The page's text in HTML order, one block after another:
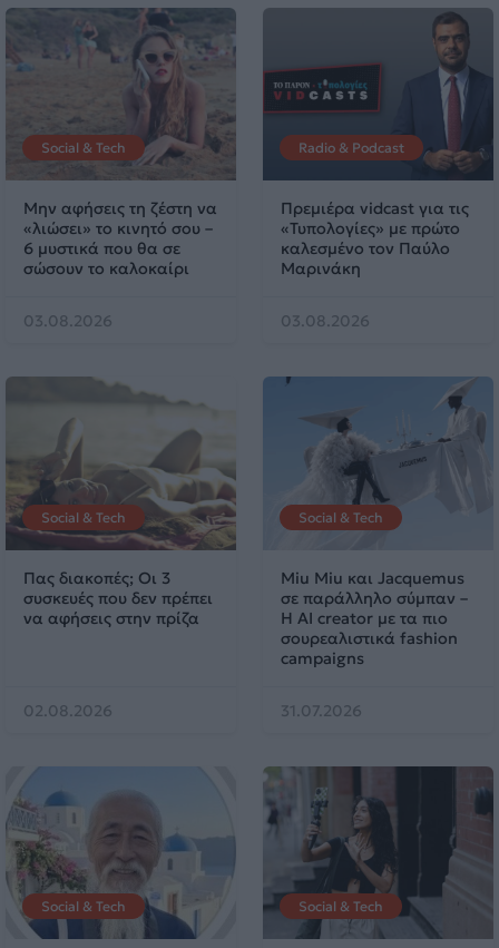
Social & Tech
Μην αφήσεις τη ζέστη να
«λιώσει» το κινητό σου –
6 μυστικά που θα σε
σώσουν το καλοκαίρι
03.08.2026
Radio & Podcast
Πρεμιέρα vidcast για τις
«Τυπολογίες» με πρώτο
καλεσμένο τον Παύλο
Μαρινάκη
03.08.2026
Social & Tech
Πας διακοπές; Οι 3
συσκευές που δεν πρέπει
να αφήσεις στην πρίζα
02.08.2026
Social & Tech
Miu Miu και Jacquemus
σε παράλληλο σύμπαν –
Η AI creator με τα πιο
σουρεαλιστικά fashion
campaigns
31.07.2026
Social & Tech Social & Tech